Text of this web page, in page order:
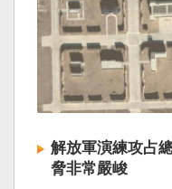
解放軍演練攻占
脅非常嚴峻